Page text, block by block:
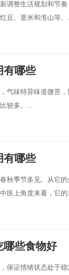
调整生活规划和节
豆、薏米和淮山等。
有哪些
气味特异味道微苦
较多。...
有哪些
秋季节多见。从它
医上角度来看，它
哪些食物好
保证情绪状态处于